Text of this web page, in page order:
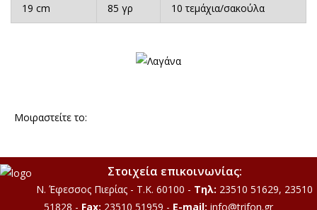
19 cm 85 γρ 10 τεμάχια/σακούλα
Μοιραστείτε το:
Στοιχεία επικοινωνίας:
Ν. Έφεσσος Πιερίας - Τ.Κ. 60100 - Τηλ: 23510 51629, 23510
51828 - Fax: 23510 51959 - E-mail: info@trifon.gr